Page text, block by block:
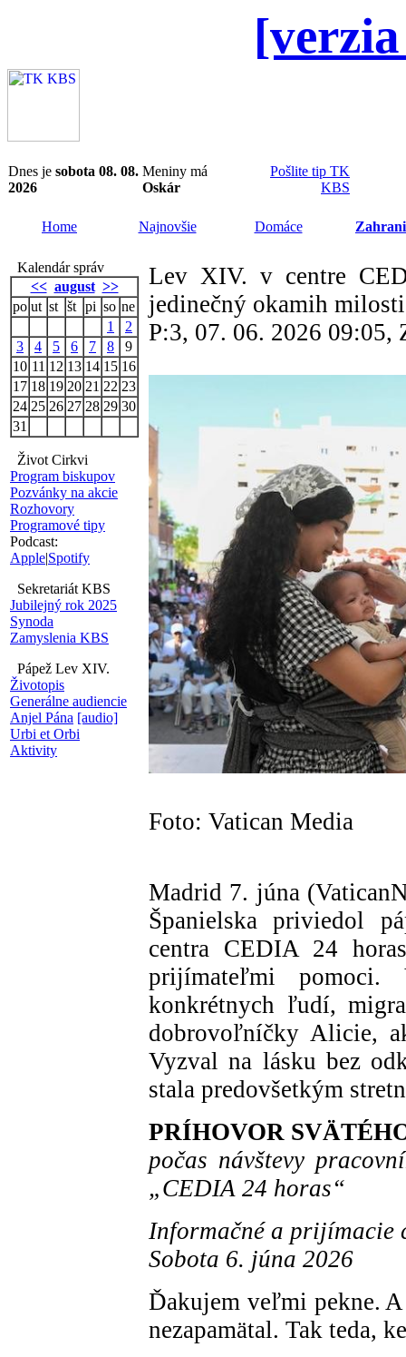
Dnes je sobota 08. 08.
2026
Meniny má
Oskár
Pošlite tip TK
KBS
Home Najnovšie Domáce
Kalendár správ
<< august >>
po ut st št pi so ne
1
2
3
4 5 6 7 8
9
10 11 12 13 14 15 16
17 18 19 20 21 22 23
24 25 26 27 28 29 30
31
Život Cirkvi
Program biskupov
Pozvánky na akcie
Rozhovory
Programové tipy
Podcast:
Apple|Spotify
Sekretariát KBS
Jubilejný rok 2025
Synoda
Zamyslenia KBS
Pápež Lev XIV.
Životopis
Generálne audiencie
Anjel Pána [audio]
Urbi et Orbi
Aktivity
Lev XIV. v centre
jedinečný okamih milosti
P:3, 07. 06. 2026 09:05,
Foto: Vatican Media
Madrid 7. júna
Španielska priviedol
centra CEDIA 24
prijímateľmi
konkrétnych ľudí,
dobrovoľníčky Alicie,
Vyzval na lásku bez
stala predovšetkým
PRÍHOVOR
počas návštevy
„CEDIA 24 horas“
Informačné a prijímacie
Sobota 6. júna 2026
Ďakujem veľmi pekne.
nezapamätal. Tak teda,